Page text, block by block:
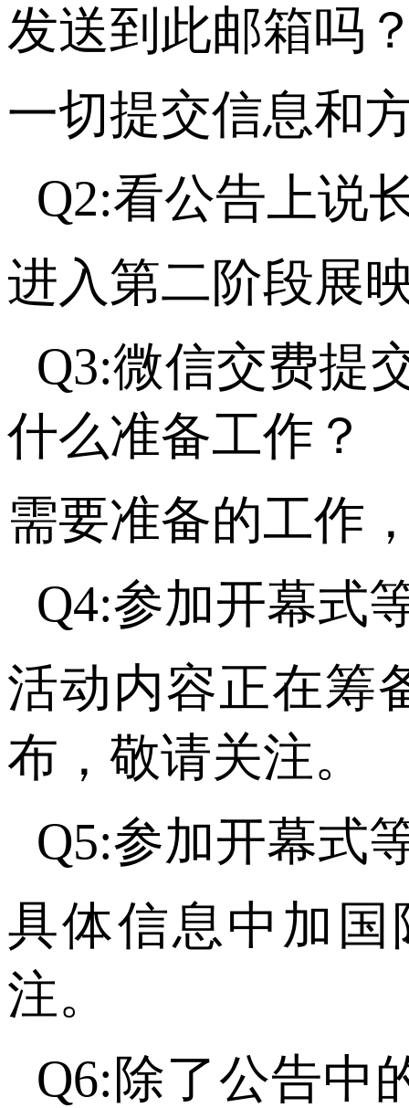
发送到此邮箱吗
一切提交信息和
Q2:看公告上说
进入第二阶段展
Q3:微信交费提
什么准备工作？
需要准备的工作
Q4:参加开幕式
活动内容正在筹
布，敬请关注。
Q5:参加开幕式
具体信息中加国
注。
Q6:除了公告中